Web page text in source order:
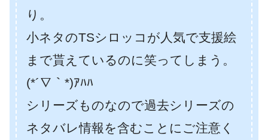
り。
小ネタのTSシロッコが人気で支援絵
まで貰えているのに笑ってしまう。
(*´∇｀*)ｱﾊﾊ
シリーズものなので過去シリーズの
ネタバレ情報を含むことにご注意く